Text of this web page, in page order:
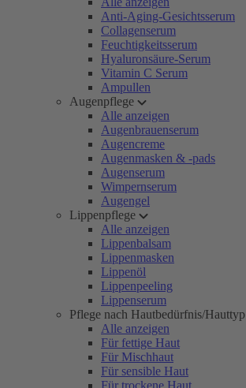
Anti-Aging-Gesichtsserum
Collagenserum
Feuchtigkeitsserum
Hyaluronsäure-Serum
Vitamin C Serum
Ampullen
Augenpflege
Alle anzeigen
Augenbrauenserum
Augencreme
Augenmasken & -pads
Augenserum
Wimpernserum
Augengel
Lippenpflege
Alle anzeigen
Lippenbalsam
Lippenmasken
Lippenöl
Lippenpeeling
Lippenserum
Pflege nach Hautbedürfnis/Hauttyp
Alle anzeigen
Für fettige Haut
Für Mischhaut
Für sensible Haut
Für trockene Haut